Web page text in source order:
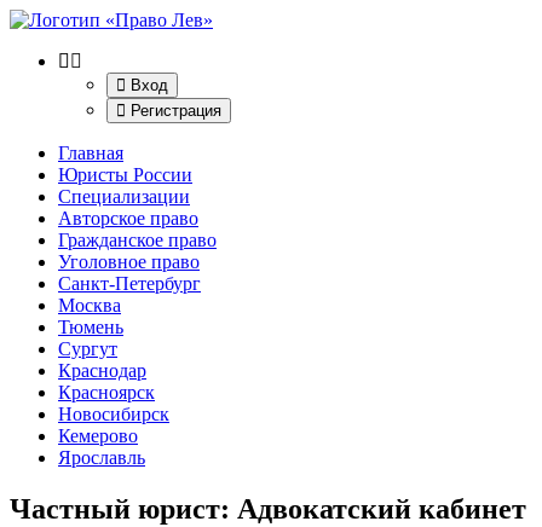
Вход
Регистрация
Главная
Юристы России
Специализации
Авторское право
Гражданское право
Уголовное право
Санкт-Петербург
Москва
Тюмень
Сургут
Краснодар
Красноярск
Новосибирск
Кемерово
Ярославль
Частный юрист: Адвокатский кабинет